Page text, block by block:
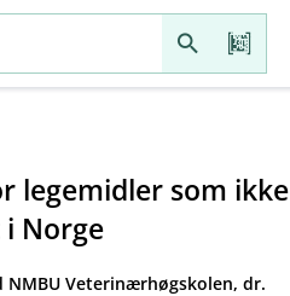
legemidler som ikke
Norge
NMBU Veterinærhøgskolen, dr.